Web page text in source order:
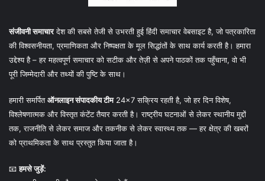
संजीवनी समाचारदेश की सबसे तेजी से उभरती हुई हिंदी समाचार वेबसाइट है, जो पत्रकारिता
की विश्वसनीयता, प्रमाणिकता और निष्पक्षता के मूल सिद्धांतों के साथ कार्य करती है। हमारा
उद्देश्य है – हर महत्वपूर्ण समाचार को सटीक और तेज़ी से अपने पाठकों तक पहुँचाना, वो भी
पूरी जिम्मेदारी और तथ्यों की पुष्टि के साथ।
हमारी समर्पितऑनलाइन संपादकीय टीम24×7 सक्रिय रहती है, जो हर दिन विशेष,
विश्लेषणात्मक और विस्तृत कंटेंट तैयार करती है। राष्ट्रीय घटनाओं से लेकर स्थानीय मुद्दों
तक, राजनीति से लेकर समाज और तकनीक से लेकर स्वास्थ्य तक — हर क्षेत्र की खबरों
को प्राथमिकता के साथ प्रस्तुत किया जाता है।
📧हमसे जुड़ें: